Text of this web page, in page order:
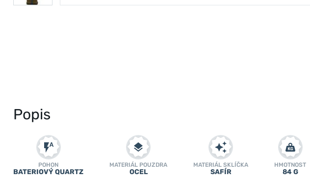
Popis
POHON
BATERIOVÝ QUARTZ
MATERIÁL POUZDRA
OCEL
MATERIÁL SKLÍČKA
SAFÍR
HMOTNOST
84 G